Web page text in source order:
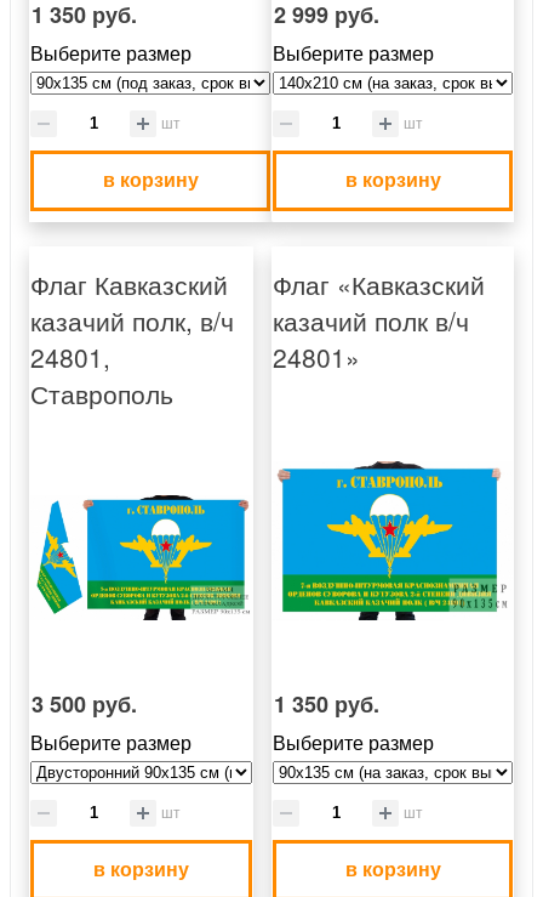
1 350 руб.
Выберите размер
шт
в корзину
2 999 руб.
Выберите размер
шт
в корзину
Флаг Кавказский
казачий полк, в/ч
24801,
Ставрополь
3 500 руб.
Выберите размер
шт
в корзину
Флаг «Кавказский
казачий полк в/ч
24801»
1 350 руб.
Выберите размер
шт
в корзину